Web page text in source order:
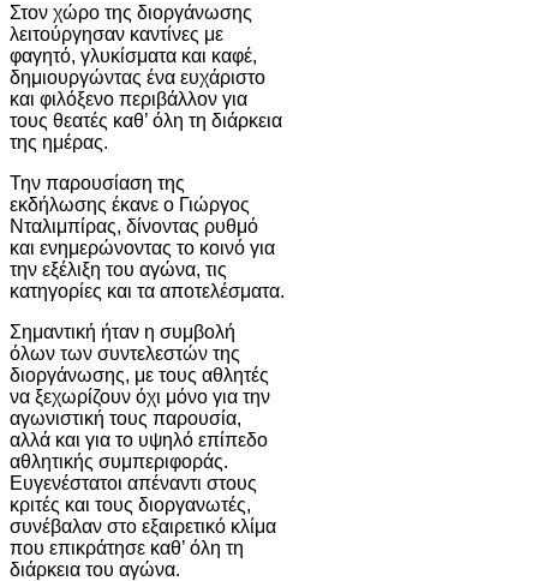
Στον χώρο της διοργάνωσης
λειτούργησαν καντίνες με
φαγητό, γλυκίσματα και καφέ,
δημιουργώντας ένα ευχάριστο
και φιλόξενο περιβάλλον για
τους θεατές καθ’ όλη τη διάρκεια
της ημέρας.
Την παρουσίαση της
εκδήλωσης έκανε ο Γιώργος
Νταλιμπίρας, δίνοντας ρυθμό
και ενημερώνοντας το κοινό για
την εξέλιξη του αγώνα, τις
κατηγορίες και τα αποτελέσματα.
Σημαντική ήταν η συμβολή
όλων των συντελεστών της
διοργάνωσης, με τους αθλητές
να ξεχωρίζουν όχι μόνο για την
αγωνιστική τους παρουσία,
αλλά και για το υψηλό επίπεδο
αθλητικής συμπεριφοράς.
Ευγενέστατοι απέναντι στους
κριτές και τους διοργανωτές,
συνέβαλαν στο εξαιρετικό κλίμα
που επικράτησε καθ’ όλη τη
διάρκεια του αγώνα.